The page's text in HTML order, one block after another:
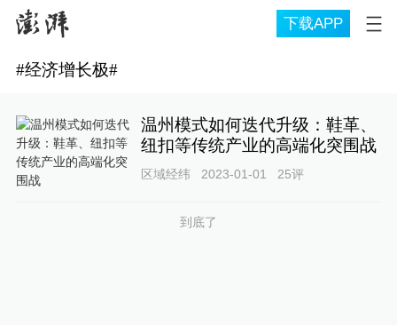
下载APP
#经济增长极#
温州模式如何迭代升级：鞋革、
纽扣等传统产业的高端化突围战
区域经纬 2023-01-01 25评
到底了